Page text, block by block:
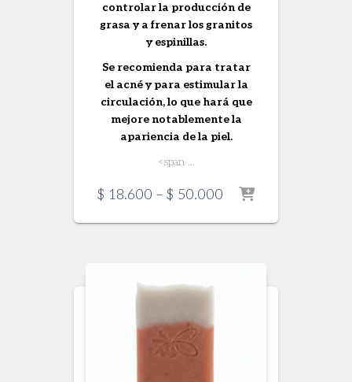
controlar la producción de
grasa y a frenar los granitos
y espinillas.
Se recomienda para tratar
el acné y para estimular la
circulación, lo que hará que
mejore notablemente la
apariencia de la piel.
<span ...
$ 18.600 – $ 50.000 Price
$ 18.600